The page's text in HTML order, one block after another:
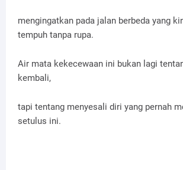
mengingatkan pada jalan berbeda yang
tempuh tanpa rupa.
Air mata kekecewaan ini bukan lagi
kembali,
tapi tentang menyesali diri yang pernah
setulus ini.